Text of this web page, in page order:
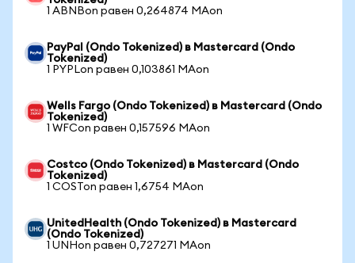
1 ABNBon равен 0,264874 MAon
PayPal (Ondo Tokenized) в Mastercard (Ondo
Tokenized)
1 PYPLon равен 0,103861 MAon
Wells Fargo (Ondo Tokenized) в Mastercard (Ondo
Tokenized)
1 WFCon равен 0,157596 MAon
Costco (Ondo Tokenized) в Mastercard (Ondo
Tokenized)
1 COSTon равен 1,6754 MAon
UnitedHealth (Ondo Tokenized) в Mastercard
(Ondo Tokenized)
1 UNHon равен 0,727271 MAon